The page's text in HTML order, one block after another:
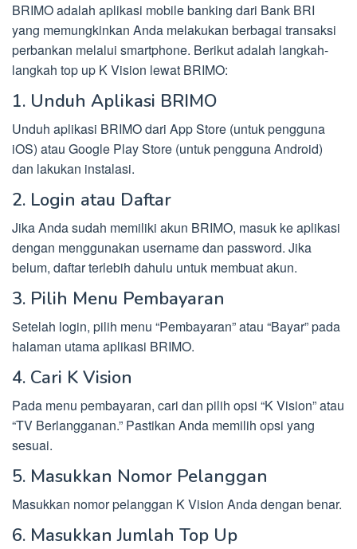
BRIMO adalah aplikasi mobile banking dari Bank BRI
yang memungkinkan Anda melakukan berbagai transaksi
perbankan melalui smartphone. Berikut adalah langkah-
langkah top up K Vision lewat BRIMO:
1. Unduh Aplikasi BRIMO
Unduh aplikasi BRIMO dari App Store (untuk pengguna
iOS) atau Google Play Store (untuk pengguna Android)
dan lakukan instalasi.
2. Login atau Daftar
Jika Anda sudah memiliki akun BRIMO, masuk ke aplikasi
dengan menggunakan username dan password. Jika
belum, daftar terlebih dahulu untuk membuat akun.
3. Pilih Menu Pembayaran
Setelah login, pilih menu “Pembayaran” atau “Bayar” pada
halaman utama aplikasi BRIMO.
4. Cari K Vision
Pada menu pembayaran, cari dan pilih opsi “K Vision” atau
“TV Berlangganan.” Pastikan Anda memilih opsi yang
sesuai.
5. Masukkan Nomor Pelanggan
Masukkan nomor pelanggan K Vision Anda dengan benar.
6. Masukkan Jumlah Top Up